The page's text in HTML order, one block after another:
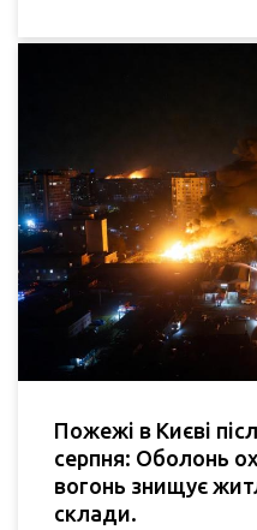
Пожежі в Києві
серпня: Оболонь
вогонь знищує
склади.